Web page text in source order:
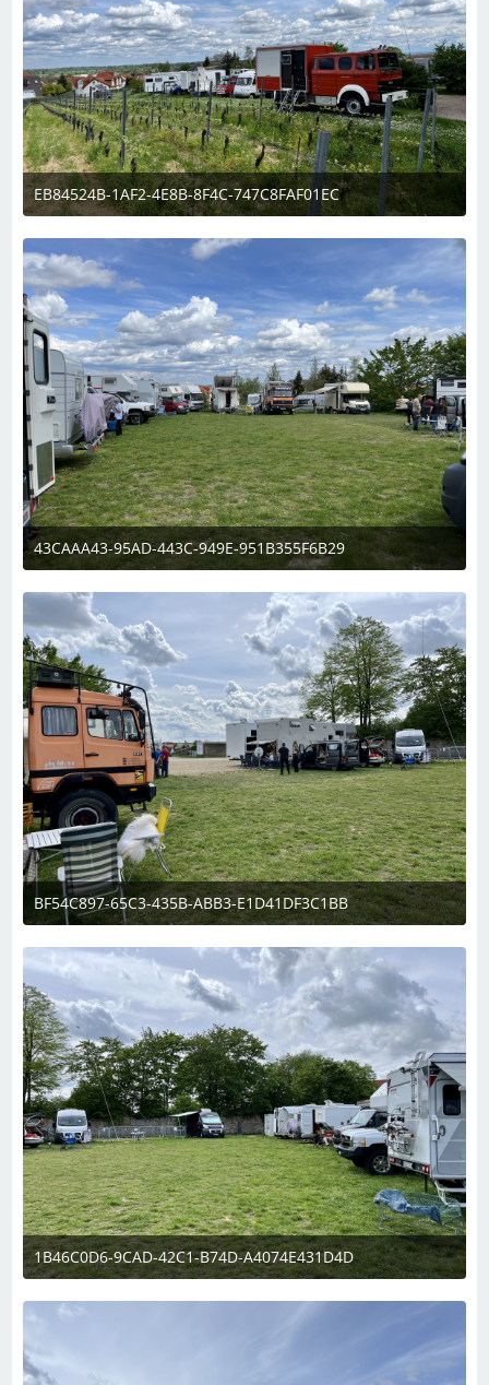
EB84524B-1AF2-4E8B-8F4C-747C8FAF01EC
6. Mai 2023 um 13:35
1
43CAAA43-95AD-443C-949E-951B355F6B29
6. Mai 2023 um 13:35
1
BF54C897-65C3-435B-ABB3-E1D41DF3C1BB
6. Mai 2023 um 13:35
1
1B46C0D6-9CAD-42C1-B74D-A4074E431D4D
6. Mai 2023 um 13:35